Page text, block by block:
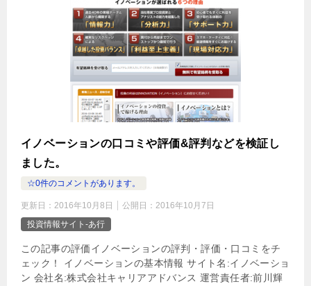
イノベーションの口コミや評価&評判などを検証し
ました。
☆0件のコメントがあります。
更新日： 2016年10月8日 公開日： 2016年10月7日
投資情報サイト-あ行
この記事の評価イノベーションの評判・評価・口コミをチ
ェック！ イノベーションの基本情報 サイト名:イノベーショ
ン 会社名:株式会社キャリアアドバンス 運営責任者:前川輝